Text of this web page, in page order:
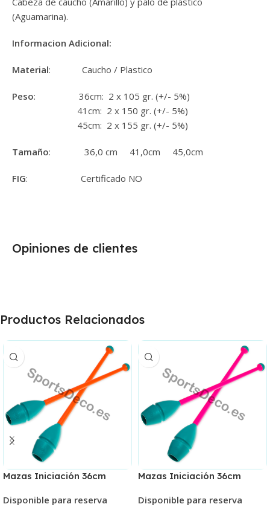
(Aguamarina).
Informacion Adicional:
Material: Caucho / Plastico
Peso: 36cm: 2 x 105 gr. (+/- 5%)
41cm: 2 x 150 gr. (+/- 5%)
45cm: 2 x 155 gr. (+/- 5%)
Tamaño: 36,0 cm 41,0cm 45,0cm
FIG: Certificado NO
Opiniones de clientes
Productos Relacionados
Mazas Iniciación 36cm
Disponible para reserva
Mazas Iniciación 36cm
Disponible para reserva